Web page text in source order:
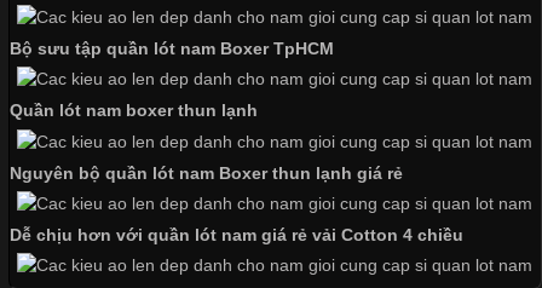
Những Mẫu Áo Thun Đồng Phục Công Ty Được Ưa
Chuộng Hiện Nay
Cập nhật 2026-06-01 14:23:34
Trong môi trường kinh doanh hiện đại, việc xây dựng hình ảnh
chuyên nghiệp đóng vai trò quan trọng đối với sự phát triển của
doanh nghiệp. Một trong những giải pháp hiệu quả được nhiều
đơn vị lựa chọn hiện nay là sử dụng áo thun đồng phục công ty.
Không chỉ giúp tạo sự đồng bộ, áo thun
Bộ sưu tập quần lót nam Boxer TpHCM
Quần lót nam boxer thun lạnh
Nguyên bộ quần lót nam Boxer thun lạnh giá rẻ
Dễ chịu hơn với quần lót nam giá rẻ vải Cotton 4 chiều